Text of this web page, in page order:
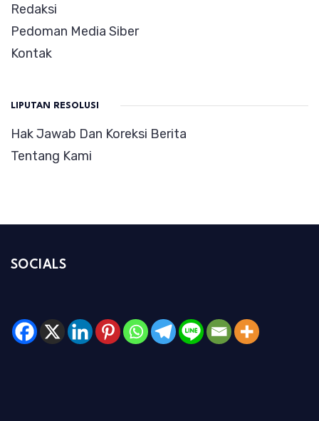
Redaksi
Pedoman Media Siber
Kontak
LIPUTAN RESOLUSI
Hak Jawab Dan Koreksi Berita
Tentang Kami
SOCIALS